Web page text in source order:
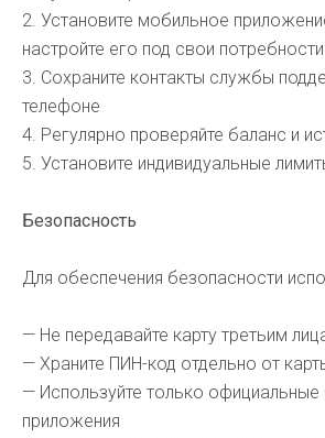
2. Установите мобильное
настройте его под свои потребности
3. Сохраните контакты службы
телефоне
4. Регулярно проверяйте баланс и
5. Установите индивидуальные
Безопасность
Для обеспечения безопасности
— Не передавайте карту третьим
— Храните ПИН-код отдельно от
— Используйте только официальные
приложения